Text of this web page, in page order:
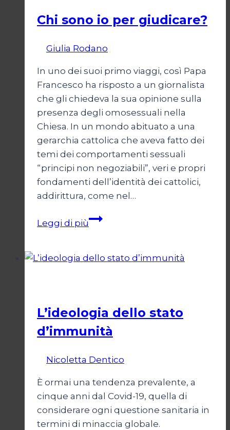
Chi sono io per giudicare?
Giulia Rodano
In uno dei suoi primo viaggi, così Papa
Francesco ha risposto a un giornalista
che gli chiedeva la sua opinione sulla
presenza degli omosessuali nella
Chiesa. In un mondo abituato a una
gerarchia cattolica che aveva fatto dei
temi dei comportamenti sessuali
“principi non negoziabili”, veri e propri
fondamenti dell’identità dei cattolici,
addirittura, come nel…
Leggi di piùChi
per
L’ideologia dello stato
d’immunità
Nicoletta Dentico
È ormai una tendenza prevalente, a
cinque anni dal Covid-19, quella di
considerare ogni questione sanitaria in
termini di minaccia globale.